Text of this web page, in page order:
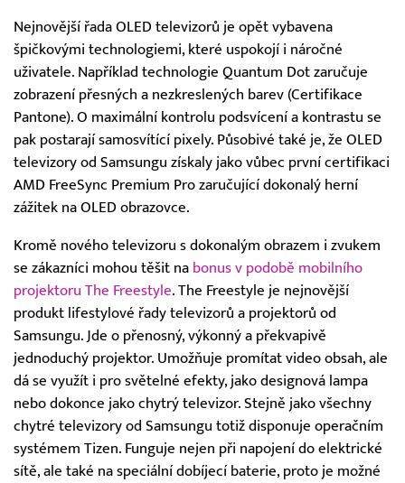
Nejnovější řada OLED televizorů je opět vybavena
špičkovými technologiemi, které uspokojí i náročné
uživatele. Například technologie Quantum Dot zaručuje
zobrazení přesných a nezkreslených barev (Certifikace
Pantone). O maximální kontrolu podsvícení a kontrastu se
pak postarají samosvítící pixely. Působivé také je, že OLED
televizory od Samsungu získaly jako vůbec první certifikaci
AMD FreeSync Premium Pro zaručující dokonalý herní
zážitek na OLED obrazovce.
Kromě nového televizoru s dokonalým obrazem i zvukem
se zákazníci mohou těšit na bonus v podobě mobilního
projektoru The Freestyle. The Freestyle je nejnovější
produkt lifestylové řady televizorů a projektorů od
Samsungu. Jde o přenosný, výkonný a překvapivě
jednoduchý projektor. Umožňuje promítat video obsah, ale
dá se využít i pro světelné efekty, jako designová lampa
nebo dokonce jako chytrý televizor. Stejně jako všechny
chytré televizory od Samsungu totiž disponuje operačním
systémem Tizen. Funguje nejen při napojení do elektrické
sítě, ale také na speciální dobíjecí baterie, proto je možné